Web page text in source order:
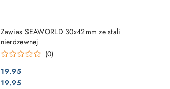
Zawias SEAWORLD 30x42mm ze stali
nierdzewnej
(0)
Cena:
19.95
Cena:
19.95
DO KOSZYKA